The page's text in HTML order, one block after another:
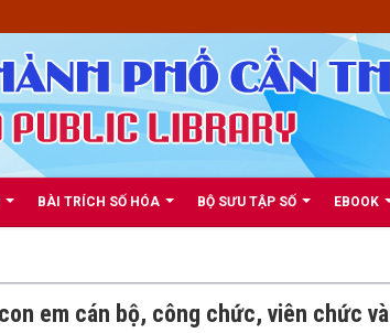
BÀI TRÍCH SỐ HÓA BỘ SƯU TẬP SỐ EBOOK
em cán bộ, công chức, viên chức và